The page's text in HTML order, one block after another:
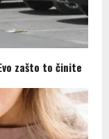
zašto to činite